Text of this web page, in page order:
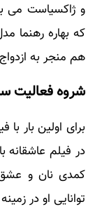
و ژاکسیاست می
که بهاره رهنما
هم منجر به
شروه فعالیت
برای اولین بار
کمدی نان و عشق
توانایی او در